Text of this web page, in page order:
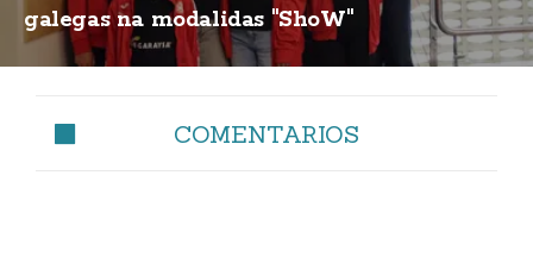
galegas na modalidas "ShoW"
COMENTARIOS